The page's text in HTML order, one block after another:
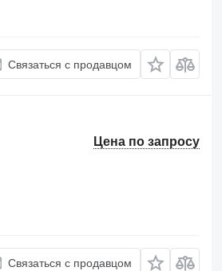
Связаться с продавцом
Цена по запросу
Связаться с продавцом